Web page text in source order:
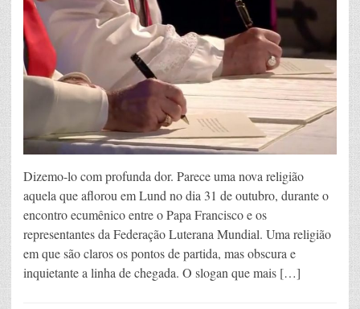
Dizemo-lo com profunda dor. Parece uma nova religião
aquela que aflorou em Lund no dia 31 de outubro, durante o
encontro ecumênico entre o Papa Francisco e os
representantes da Federação Luterana Mundial. Uma religião
em que são claros os pontos de partida, mas obscura e
inquietante a linha de chegada. O slogan que mais […]